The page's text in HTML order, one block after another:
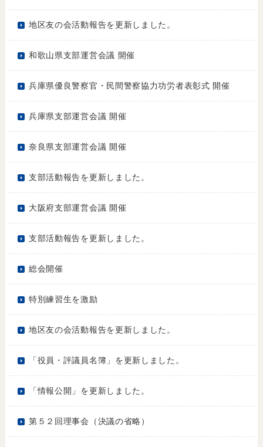
地区友の会活動報告を更新しました。
和歌山県支部運営会議 開催
兵庫県優良警察官・民間警察協力功労者表彰式 開催
兵庫県支部運営会議 開催
奈良県支部運営会議 開催
支部活動報告を更新しました。
大阪府支部運営会議 開催
支部活動報告を更新しました。
総会開催
特別練習生を激励
地区友の会活動報告を更新しました。
「役員・評議員名簿」を更新しました。
「情報公開」を更新しました。
第５２回理事会（決議の省略）